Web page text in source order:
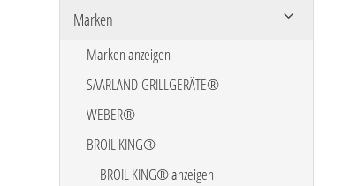
Marken
Marken anzeigen
SAARLAND-GRILLGERÄTE®
WEBER®
BROIL KING®
BROIL KING® anzeigen